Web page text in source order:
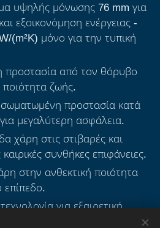
υψηλής μόνωσης 76 mm για
εξοικονόμηση ενέργειας -
(m²K) μόνο για την τυπική
προστασία από τον θόρυβο
ποιότητα ζωής.
προστασία κατά
μεγαλύτερη ασφάλεια.
χάρη στις στιβαρές και
καιρικές συνθήκες επιφάνειες.
στην ανθεκτική ποιότητα
για εξαιρετική